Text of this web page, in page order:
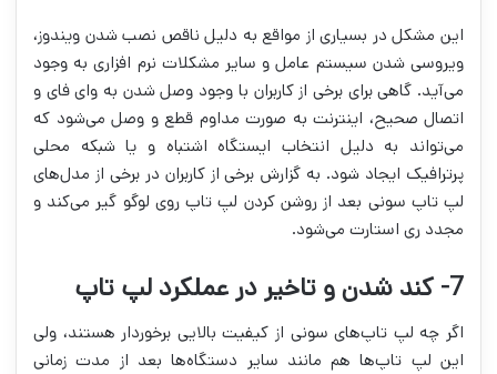
این مشکل در بسیاری از مواقع به دلیل ناقص نصب شدن ویندوز،
ویروسی شدن سیستم عامل و سایر مشکلات نرم افزاری به وجود
می‌آید. گاهی برای برخی از کاربران با وجود وصل شدن به وای فای و
اتصال صحیح، اینترنت به صورت مداوم قطع و وصل می‌شود که
می‌تواند به دلیل انتخاب ایستگاه اشتباه و یا شبکه محلی
پرترافیک ایجاد شود. به گزارش برخی از کاربران در برخی از مدل‌های
لپ تاپ سونی بعد از روشن کردن لپ تاپ روی لوگو گیر می‌کند و
مجدد ری استارت می‌شود.
7- کند شدن و تاخیر در عملکرد لپ تاپ
اگر چه لپ تاپ‌های سونی از کیفیت بالایی برخوردار هستند، ولی
این لپ تاپ‌ها هم مانند سایر دستگاه‌ها بعد از مدت زمانی